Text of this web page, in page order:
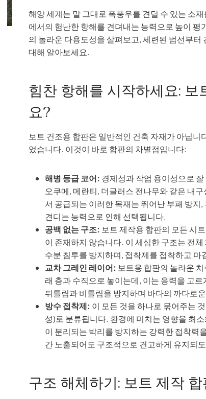
해양 세계는 말 그대로 폭풍우를 견딜 수 있는 소
에서의 험난한 항해를 견뎌내는 능력으로 높이
의 놀라운 다용도성을 살펴보고, 세련된 범선부
대해 알아보세요.
힘찬 항해를 시작하세요:
요?
보트 건조용 합판은 일반적인 건축 자재가 아닙
었습니다. 이것이 바로 합판의 차별점입니다:
해병 등급 코어: 경제성과 작업 용이성으로
오쿠메, 메란티, 더글러스 전나무와 같은 내
서 공급되는 이러한 목재는 뛰어난 부패 방
견디는 능력으로 인해 선택됩니다.
공백 없는 구조: 보트 제작용 합판의 모든 시
이 존재하지 않습니다. 이 세심한 구조는 전
수분 침투를 방지하며, 접착제를 접착하고
교차 그레인 레이어: 보트용 합판의 놀라운
래 층과 수직으로 놓이는데, 이는 응력을 고
뒤틀림과 비틀림을 방지하며 바다의 까다로
방수 접착제: 이 모든 것을 하나로 묶어주는
성)로 분류됩니다. 환경에 미치는 영향을 최
이 분리되는 박리를 방지하는 강력한 접착력
간 노출되어도 구조적으로 견고하게 유지되
구조 해체하기: 보트 제작